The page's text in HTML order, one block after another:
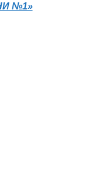
№1»